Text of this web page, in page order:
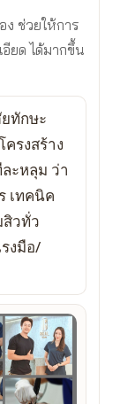
ช่วยให้การ
อียด ได้มากขึ้น
ทักษะ
รงสร้าง
ะหลุม ว่า
เทคนิค
วทั่ว
งมือ/